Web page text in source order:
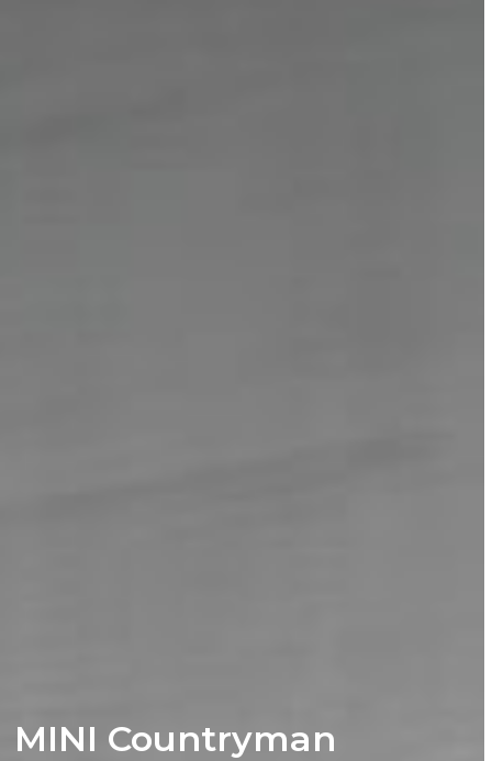
MINI Countryman